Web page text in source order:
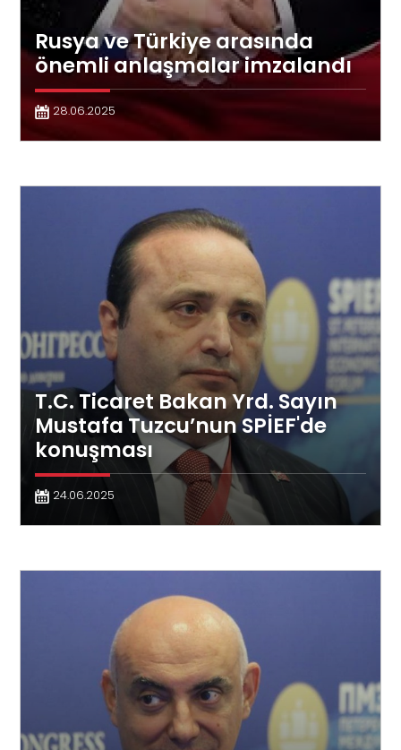
Rusya ve Türkiye arasında
önemli anlaşmalar imzalandı
28.06.2025
T.C. Ticaret Bakan Yrd. Sayın
Mustafa Tuzcu’nun SPİEF'de
konuşması
24.06.2025